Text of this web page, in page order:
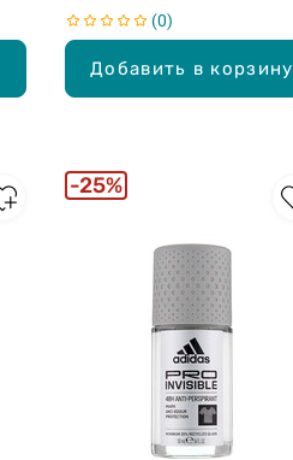
Добавить в корзину
0
25%